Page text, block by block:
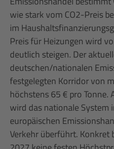
wie stark vom CO2-Preis
im
Preis für Heizungen wird
deutlich steigen. Der
deutschen/nationalen
festgelegten Korridor von
höchstens 65 € pro Tonne.
wird das nationale System
europäischen
Verkehr überführt. Konkret